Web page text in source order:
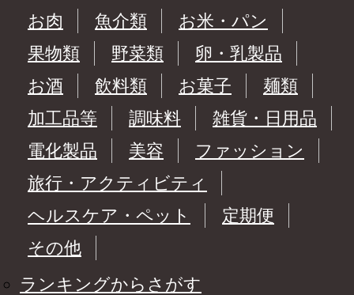
お肉
魚介類
お米・パン
果物類
野菜類
卵・乳製品
お酒
飲料類 お菓子
麺類
加工品等
調味料
雑貨・日用品
電化製品
美容
ファッション
旅行・アクティビティ
ヘルスケア・ペット
定期便
その他
ランキングからさがす